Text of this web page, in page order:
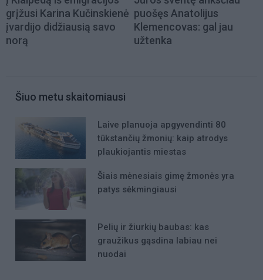
grįžusi Karina Kučinskienė
įvardijo didžiausią savo
norą
puošęs Anatolijus
Klemencovas: gal jau
užtenka
Šiuo metu skaitomiausi
Laive planuoja apgyvendinti 80
tūkstančių žmonių: kaip atrodys
plaukiojantis miestas
Šiais mėnesiais gimę žmonės yra
patys sėkmingiausi
Pelių ir žiurkių baubas: kas
graužikus gąsdina labiau nei
nuodai